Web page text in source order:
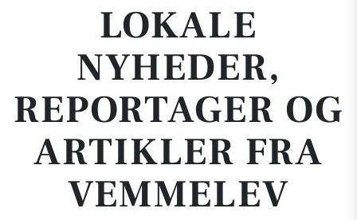
LOKALE
NYHEDER,
REPORTAGER OG
ARTIKLER FRA
VEMMELEV